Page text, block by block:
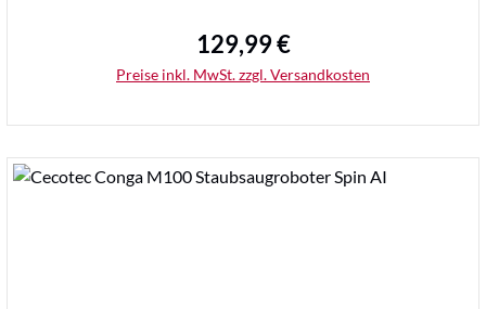
Regulärer Preis:
129,99 €
Preise inkl. MwSt. zzgl. Versandkosten